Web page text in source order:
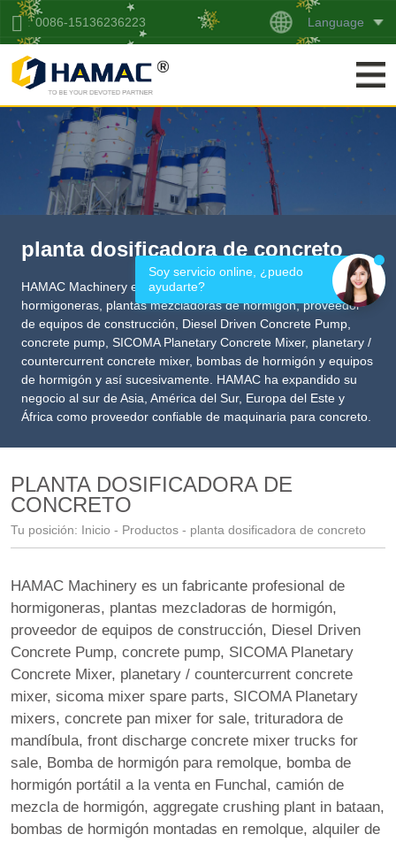
0086-15136236223 Language
planta dosificadora de concreto
HAMAC Machinery es un fabricante profesional de
hormigoneras, plantas mezcladoras de hormigón,proveedor
de equipos de construcción
Diesel Driven Concrete Pump,
concrete pump, SICOMA Planetary Concrete Mixer, planetary /
countercurrent concrete mixer, bombas de hormigón y equipos
de hormigón y así sucesivamente. HAMAC ha expandido su
negocio al sur de Asia, América del Sur, Europa del Este y
África como proveedor confiable de maquinaria para concreto.
PLANTA DOSIFICADORA DE
CONCRETO
Tu posición: Inicio - Productos- planta dosificadora de concreto
HAMAC Machinery es un fabricante profesional de
hormigoneras, plantas mezcladoras de hormigón,
proveedor de equipos de construcción, Diesel Driven
Concrete Pump, concrete pump, SICOMA Planetary
Concrete Mixer, planetary / countercurrent concrete
mixer, sicoma mixer spare parts, SICOMA Planetary
mixers, concrete pan mixer for sale, trituradora de
mandíbula, front discharge concrete mixer trucks for
sale, Bomba de hormigón para remolque, bomba de
hormigón portátil a la venta en Funchal, camión de
mezcla de hormigón, aggregate crushing plant in bataan,
bombas de hormigón montadas en remolque, alquiler de
Soy servicio online, ¿puedo
ayudarte?